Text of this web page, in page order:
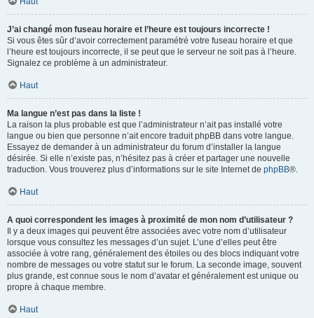
J’ai changé mon fuseau horaire et l’heure est toujours incorrecte !
Si vous êtes sûr d’avoir correctement paramétré votre fuseau horaire et que
l’heure est toujours incorrecte, il se peut que le serveur ne soit pas à l’heure.
Signalez ce problème à un administrateur.
Haut
Ma langue n’est pas dans la liste !
La raison la plus probable est que l’administrateur n’ait pas installé votre
langue ou bien que personne n’ait encore traduit phpBB dans votre langue.
Essayez de demander à un administrateur du forum d’installer la langue
désirée. Si elle n’existe pas, n’hésitez pas à créer et partager une nouvelle
traduction. Vous trouverez plus d’informations sur le site Internet de phpBB®.
Haut
A quoi correspondent les images à proximité de mon nom d’utilisateur ?
Il y a deux images qui peuvent être associées avec votre nom d’utilisateur
lorsque vous consultez les messages d’un sujet. L’une d’elles peut être
associée à votre rang, généralement des étoiles ou des blocs indiquant votre
nombre de messages ou votre statut sur le forum. La seconde image, souvent
plus grande, est connue sous le nom d’avatar et généralement est unique ou
propre à chaque membre.
Haut